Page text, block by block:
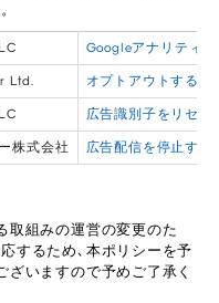
Googleアナリティ
Ltd. オプトアウトする
広告識別子をリセ
株式会社 広告配信を停止する
取組みの運営の変更のた
するため､本ポリシーを予
いますので予めご了承く